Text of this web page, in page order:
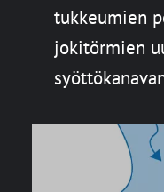
tukkeumien
jokitörmien